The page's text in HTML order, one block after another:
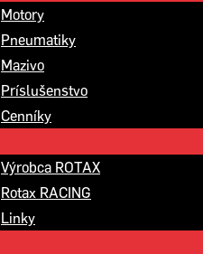
Motory
Pneumatiky
Mazivo
Príslušenstvo
Cenníky
Výrobca ROTAX
Rotax RACING
Linky